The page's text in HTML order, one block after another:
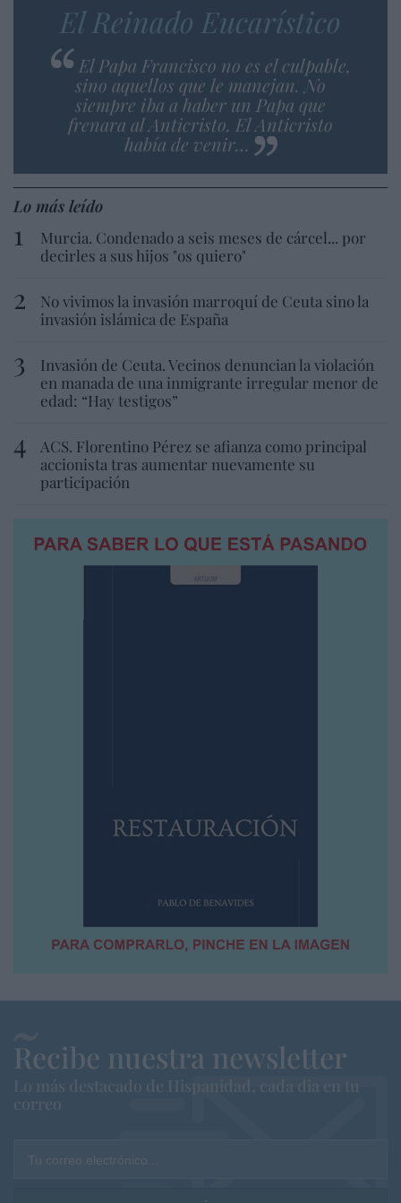
El Reinado Eucarístico
El Papa Francisco no es el culpable,
sino aquellos que le manejan. No
siempre iba a haber un Papa que
frenara al Anticristo. El Anticristo
había de venir…
Lo más leído
Murcia. Condenado a seis meses de cárcel... por
decirles a sus hijos "os quiero"
No vivimos la invasión marroquí de Ceuta sino la
invasión islámica de España
Invasión de Ceuta. Vecinos denuncian la violación
en manada de una inmigrante irregular menor de
edad: “Hay testigos”
ACS. Florentino Pérez se afianza como principal
accionista tras aumentar nuevamente su
participación
Recibe nuestra newsletter
Lo más destacado de Hispanidad, cada dia en tu
correo
Tu correo electrónico...